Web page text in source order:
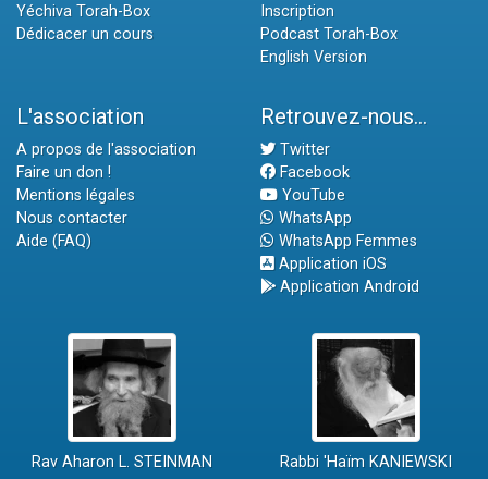
Yéchiva Torah-Box
Dédicacer un cours
Inscription
Podcast Torah-Box
English Version
L'association
A propos de l'association
Faire un don !
Mentions légales
Nous contacter
Aide (FAQ)
Retrouvez-nous...
Twitter
Facebook
YouTube
WhatsApp
WhatsApp Femmes
Application iOS
Application Android
Rav Aharon L. STEINMAN Rabbi 'Haïm KANIEWSKI